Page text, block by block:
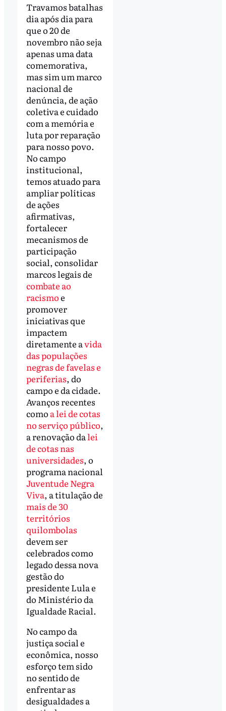
Travamos batalhas
dia após dia para
que o 20 de
novembro não seja
apenas uma data
comemorativa,
mas sim um marco
nacional de
denúncia, de ação
coletiva e cuidado
com a memória e
luta por reparação
para nosso povo.
No campo
institucional,
temos atuado para
ampliar políticas
de ações
afirmativas,
fortalecer
mecanismos de
participação
social, consolidar
marcos legais de
combate ao
racismoe
promover
iniciativas que
impactem
diretamente avida
das populações
negras de favelas e
periferias, do
campo e da cidade.
Avanços recentes
como a lei de cotas
no serviço público,
a renovação dalei
de cotas nas
universidades, o
programa nacional
Juventude Negra
Viva, a titulação de
mais de 30
territórios
quilombolas
devem ser
celebrados como
legado dessa nova
gestão do
presidente Lula e
do Ministério da
Igualdade Racial.
No campo da
justiça social e
econômica, nosso
esforço tem sido
no sentido de
enfrentar as
desigualdades a